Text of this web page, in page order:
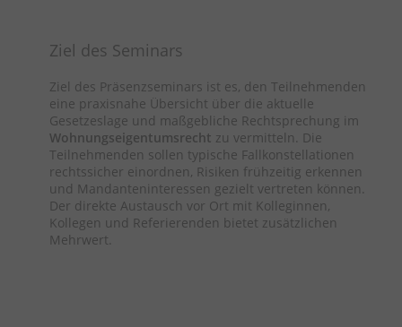
Ziel des Seminars
Ziel des Präsenzseminars ist es, den Teilnehmenden
eine praxisnahe Übersicht über die aktuelle
Gesetzeslage und maßgebliche Rechtsprechung im
Wohnungseigentumsrecht zu vermitteln. Die
Teilnehmenden sollen typische Fallkonstellationen
rechtssicher einordnen, Risiken frühzeitig erkennen
und Mandanteninteressen gezielt vertreten können.
Der direkte Austausch vor Ort mit Kolleginnen,
Kollegen und Referierenden bietet zusätzlichen
Mehrwert.